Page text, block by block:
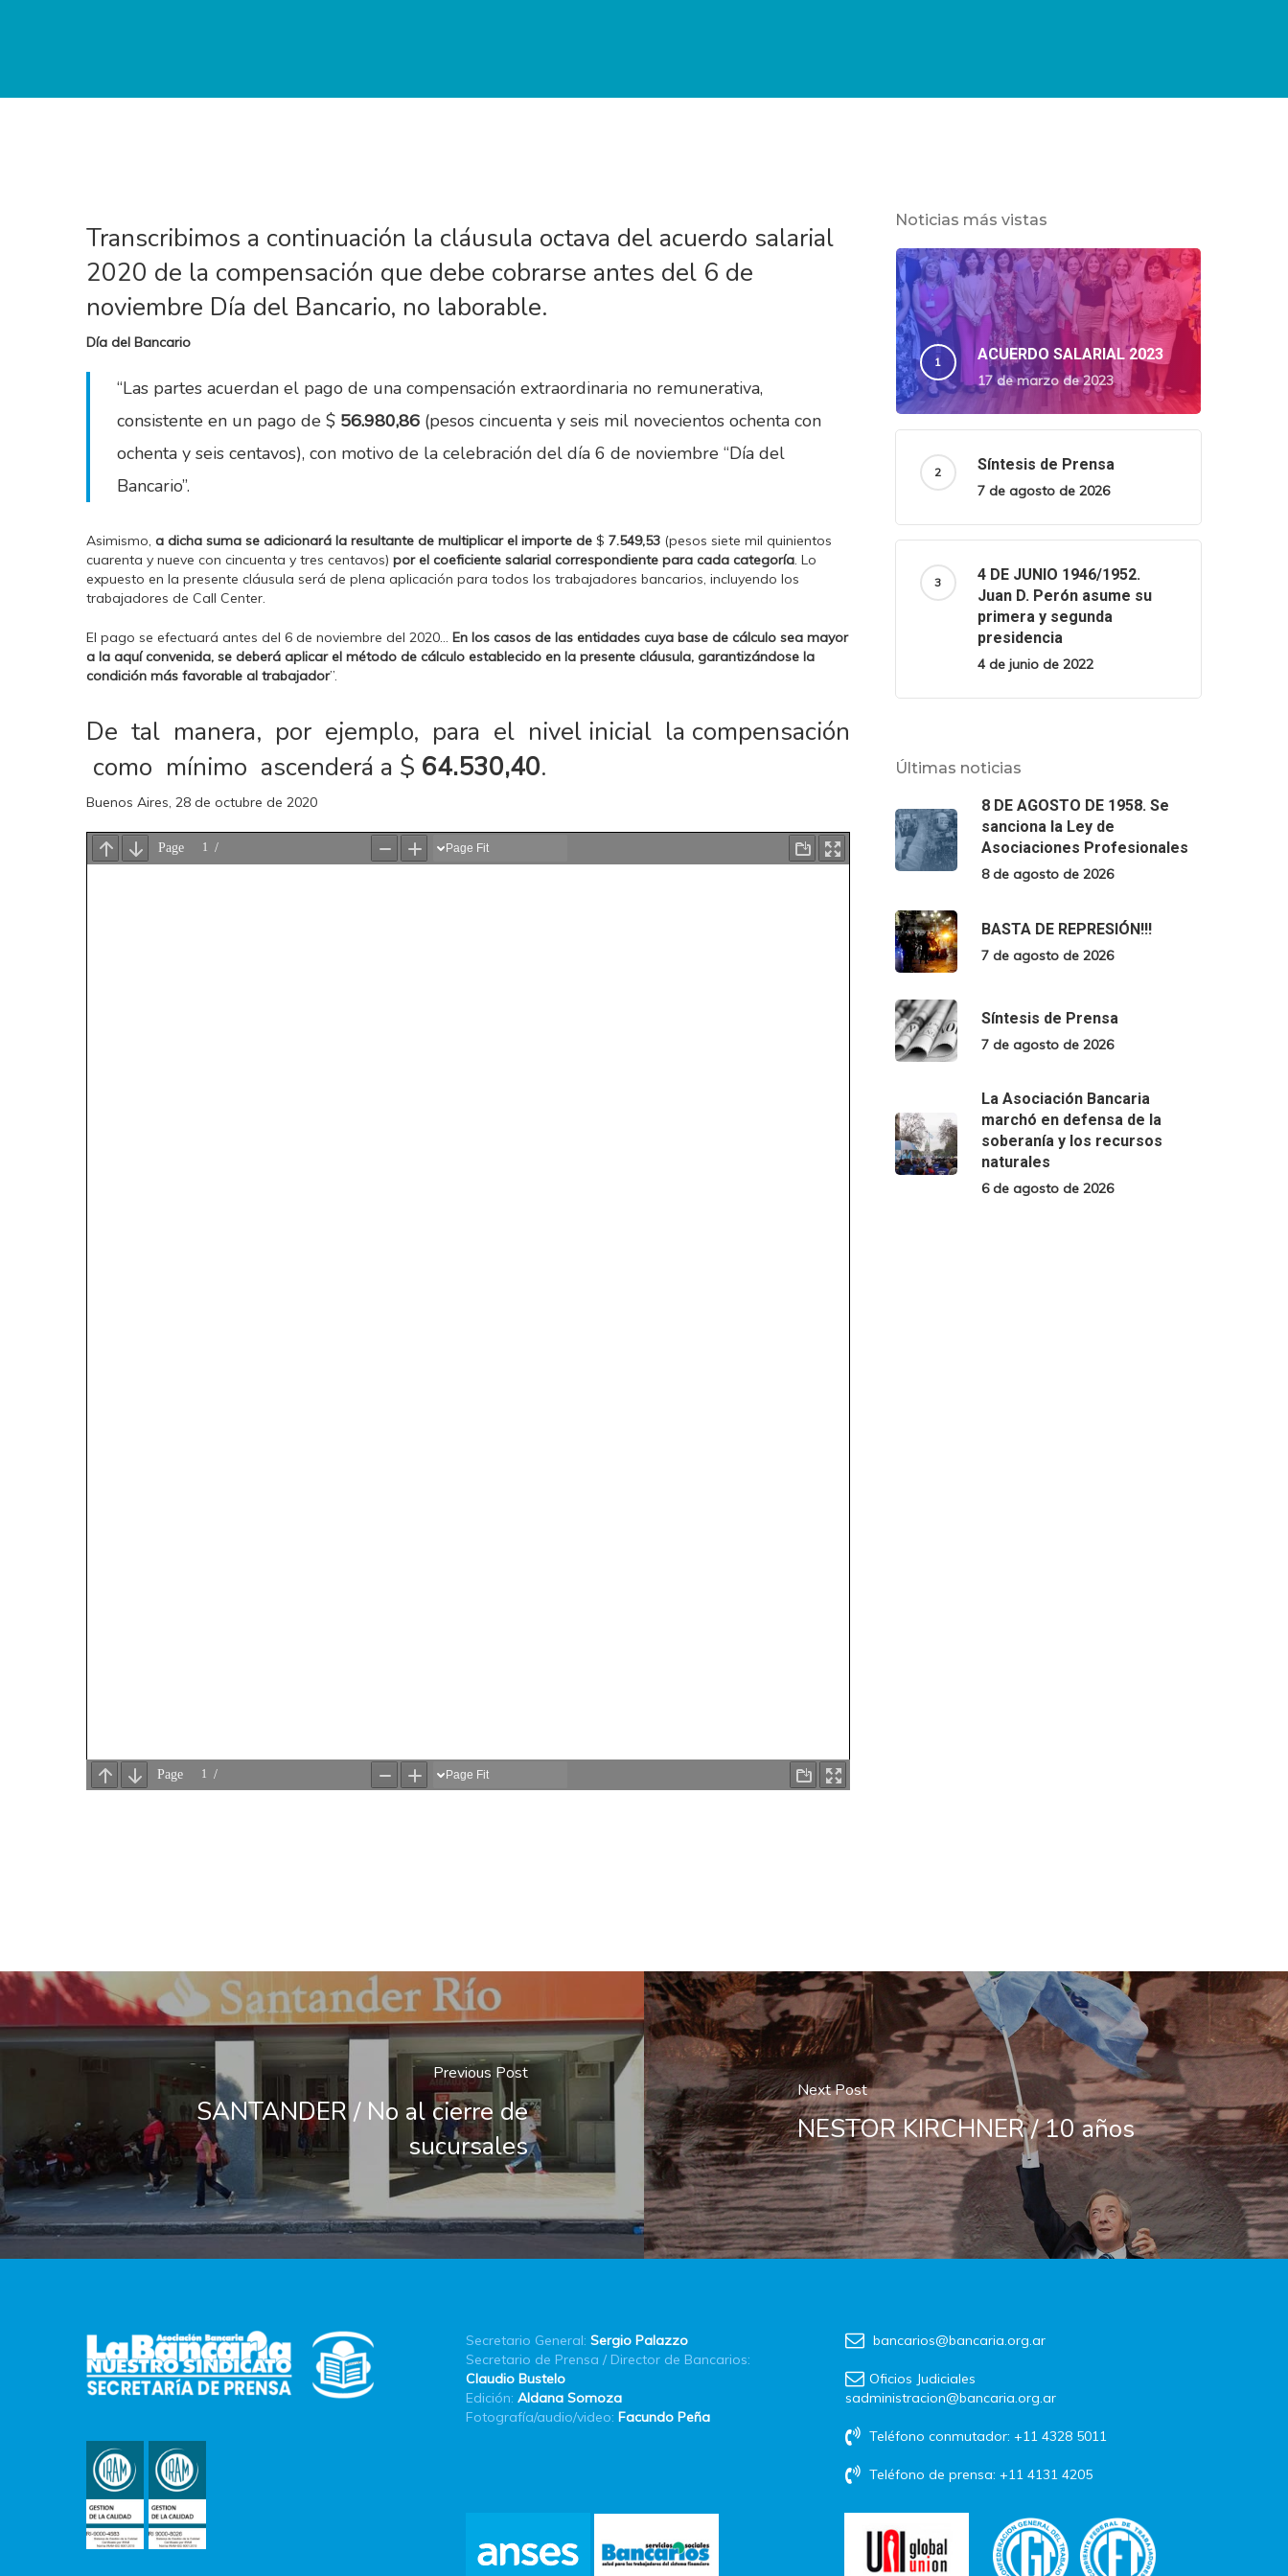
Transcribimos a continuación la cláusula octava del acuerdo salarial
2020 de la compensación que debe cobrarse antes del 6 de
noviembre Día del Bancario, no laborable.
Día del Bancario
“Las partes acuerdan el pago de una compensación extraordinaria no remunerativa,
consistente en un pago de $ 56.980,86 (pesos cincuenta y seis mil novecientos ochenta con
ochenta y seis centavos), con motivo de la celebración del día 6 de noviembre “Día del
Bancario”.
Asimismo, a dicha suma se adicionará la resultante de multiplicar el importe de $ 7.549,53 (pesos siete mil quinientos
cuarenta y nueve con cincuenta y tres centavos) por el coeficiente salarial correspondiente para cada categoría. Lo
expuesto en la presente cláusula será de plena aplicación para todos los trabajadores bancarios, incluyendo los
trabajadores de Call Center.
El pago se efectuará antes del 6 de noviembre del 2020… En los casos de las entidades cuya base de cálculo sea mayor
a la aquí convenida, se deberá aplicar el método de cálculo establecido en la presente cláusula, garantizándose la
condición más favorable al trabajador”.
De tal manera, por ejemplo, para el nivel inicial la compensación
como mínimo ascenderá a $ 64.530,40.
Buenos Aires, 28 de octubre de 2020
Noticias más vistas
ACUERDO SALARIAL 2023
17 de marzo de 2023
Síntesis de Prensa
7 de agosto de 2026
4 DE JUNIO 1946/1952.
Juan D. Perón asume su
primera y segunda
presidencia
4 de junio de 2022
Últimas noticias
8 DE AGOSTO DE 1958. Se
sanciona la Ley de
Asociaciones Profesionales
8 de agosto de 2026
BASTA DE REPRESIÓN!!!
7 de agosto de 2026
Síntesis de Prensa
7 de agosto de 2026
La Asociación Bancaria
marchó en defensa de la
soberanía y los recursos
naturales
6 de agosto de 2026
Previous Post
SANTANDER / No al cierre de
sucursales
Next Post
NESTOR KIRCHNER / 10 años
Secretario General: Sergio Palazzo
Secretario de Prensa / Director de Bancarios:
Claudio Bustelo
Edición: Aldana Somoza
Fotografía/audio/video: Facundo Peña
bancarios@bancaria.org.ar
Oficios Judiciales
sadministracion@bancaria.org.ar
Teléfono conmutador: +11 4328 5011
Teléfono de prensa: +11 4131 4205